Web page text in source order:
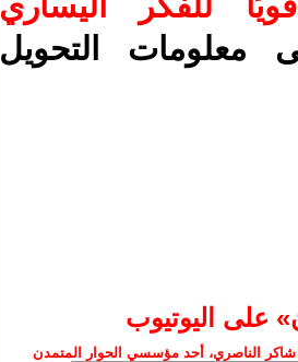
معلومات التحويل
على اليوتيوب
الناصري، أحد مؤسسي الحوار المتمدن